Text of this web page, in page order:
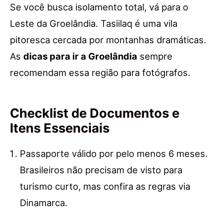
Se você busca isolamento total, vá para o
Leste da Groelândia. Tasiilaq é uma vila
pitoresca cercada por montanhas dramáticas.
As dicas para ir a Groelândia sempre
recomendam essa região para fotógrafos.
Checklist de Documentos e
Itens Essenciais
Passaporte válido por pelo menos 6 meses.
Brasileiros não precisam de visto para
turismo curto, mas confira as regras via
Dinamarca.